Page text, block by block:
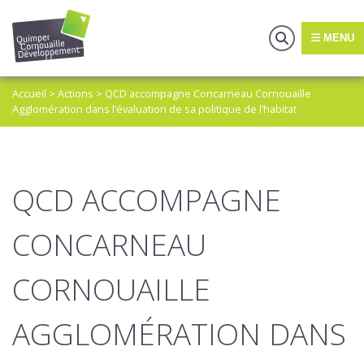
MENU
Accueil > Actions > QCD accompagne Concarneau Cornouaille
Agglomération dans l’évaluation de sa politique de l’habitat
QCD ACCOMPAGNE
CONCARNEAU
CORNOUAILLE
AGGLOMÉRATION DANS